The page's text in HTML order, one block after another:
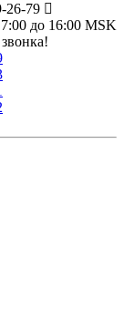
26-79
до 16:00 MSK